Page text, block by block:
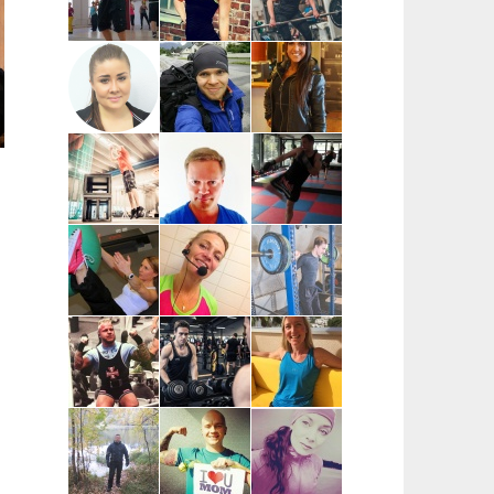
Pia Mäensivu
| Uusimaa
Niina
Nevalainen |
Uusimaa,
Hyvinkää
Voima-Katja |
Pääkaupunkiseutu,
Etävalmennus
Mari Reijonen
| Espoo,
Helsinki,
Vantaa
Jyri
Heiskanen |
Helsinki
Katarina
Tapaninmäki |
Uusimaa,
Kerava (kysy
myös muita)
Ilkka Häggman |
Pääkaupunkiseutu
Juha Simola |
Uusimaa
Esa Tirkkonen
| Helsinki,
Espoo,
Vantaa,
Kauniainen
Meri Saarinen
| Helsinki
(Arabia ja Itä-
ja Pohjois-
Helsinki)
Pia Lindén-Linna |
Pääkaupunkiseutu
Ville Siukkola
| Tampere,
Pirkkala,
Kangasala
Jani
Suopanki |
Rovaniemi,
Lappi
Joonas Hautamäki
| Vantaa,
pääkaupunkiseutu
Elina
Silverang |
Espoo,
Helsinki,
Kauniainen,